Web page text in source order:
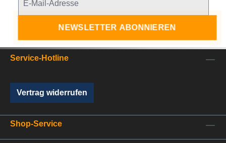
NEWSLETTER ABONNIEREN
Service-Hotline
Vertrag widerrufen
Shop-Service